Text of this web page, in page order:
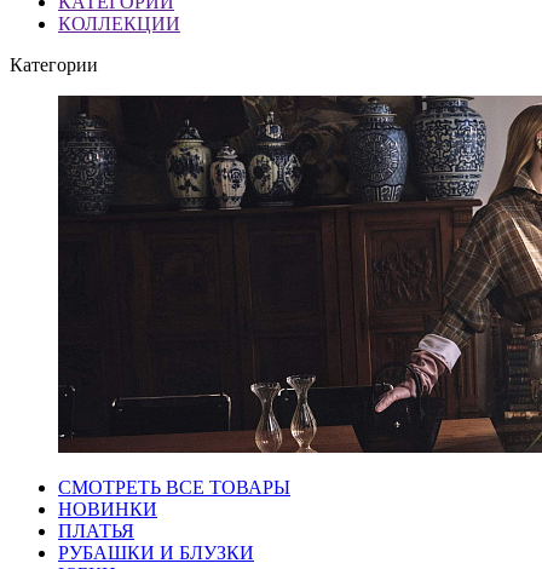
КОЛЛЕКЦИИ
Категории
СМОТРЕТЬ ВСЕ ТОВАРЫ
НОВИНКИ
ПЛАТЬЯ
РУБАШКИ И БЛУЗКИ